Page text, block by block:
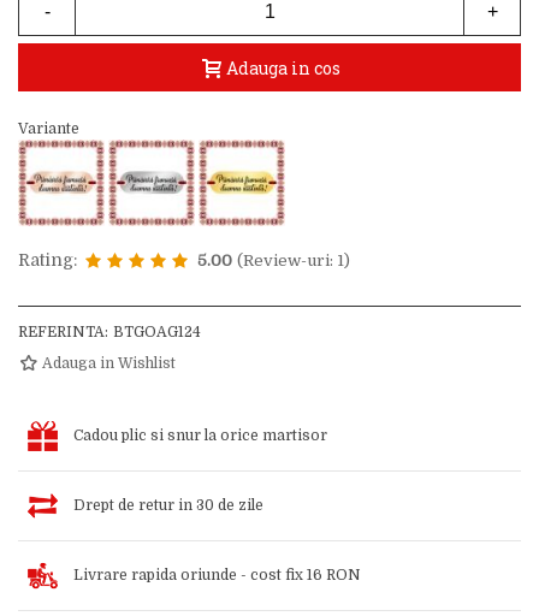
- +
Adauga in cos
Variante
Rating: 5.00 (Review-uri: 1)
REFERINTA: BTGOAG124
Adauga in Wishlist
Cadou plic si snur la orice martisor
Drept de retur in 30 de zile
Livrare rapida oriunde - cost fix 16 RON